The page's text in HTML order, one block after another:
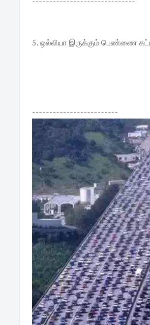
5. ஒல்லியா இருக்கும் பெண்ணை
-------------------------